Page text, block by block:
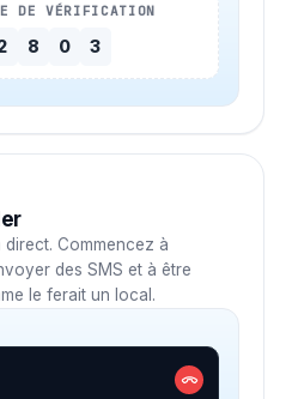
DE VÉRIFICATION
8 0 3
direct. Commencez à
des SMS et à être
le ferait un local.